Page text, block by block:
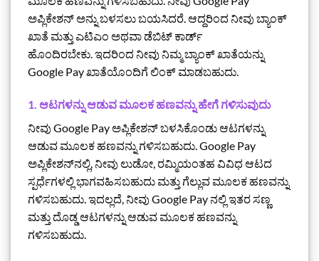
ಅಪ್ಲಿಕೇಶನ್ ಅನ್ನು ಬಳಸಲು ಬಯಸಿದರೆ. ಆದ್ದರಿಂದ ನೀವು ಬ್ಯಾಂಕ್
ಖಾತೆ ಮತ್ತು ಎಟಿಎಂ ಅಥವಾ ಡೆಬಿಟ್ ಕಾರ್ಡ್
ಹೊಂದಿರಬೇಕು. ಇದರಿಂದ ನೀವು ನಿಮ್ಮ ಬ್ಯಾಂಕ್ ಖಾತೆಯನ್ನು
Google Pay ಖಾತೆಯೊಂದಿಗೆ ಲಿಂಕ್ ಮಾಡಬಹುದು.
1. ಆಟಗಳನ್ನು ಆಡುವ ಮೂಲಕ ಹಣವನ್ನು ಹೇಗೆ ಗಳಿಸುವುದು
ನೀವು Google Pay ಅಪ್ಲಿಕೇಶನ್ ಬಳಸಿಕೊಂಡು ಆಟಗಳನ್ನು
ಆಡುವ ಮೂಲಕ ಹಣವನ್ನು ಗಳಿಸಬಹುದು. Google Pay
ಅಪ್ಲಿಕೇಶನ್‌ನಲ್ಲಿ, ನೀವು ಲುಡೋ, ರಮ್ಮಿಯಂತಹ ವಿವಿಧ ಆಟದ
ಸ್ಪರ್ಧೆಗಳಲ್ಲಿ ಭಾಗವಹಿಸಬಹುದು ಮತ್ತು ಗೆಲ್ಲುವ ಮೂಲಕ ಹಣವನ್ನು
ಗಳಿಸಬಹುದು. ಇದಲ್ಲದೆ, ನೀವು Google Pay ನಲ್ಲಿ ಇತರ ಸಣ್ಣ
ಮತ್ತು ದೊಡ್ಡ ಆಟಗಳನ್ನು ಆಡುವ ಮೂಲಕ ಹಣವನ್ನು
ಗಳಿಸಬಹುದು.